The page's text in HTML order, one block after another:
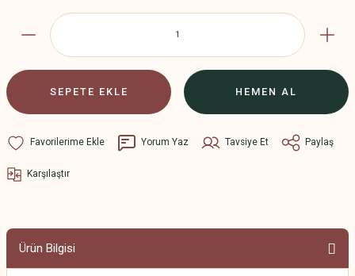
SEPETE EKLE HEMEN AL
Yorum Yaz Tavsiye Et Paylaş
Karşılaştır
Ürün Bilgisi